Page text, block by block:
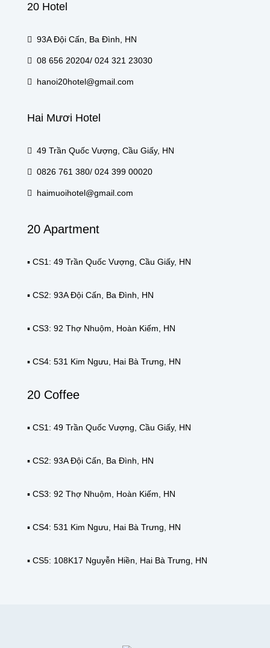
20 Hotel
93A Đội Cấn, Ba Đình, HN
08 656 20204/ 024 321 23030
hanoi20hotel@gmail.com
Hai Mươi Hotel
49 Trần Quốc Vượng, Cầu Giấy, HN
0826 761 380/ 024 399 00020
haimuoihotel@gmail.com
20 Apartment
▪️ CS1: 49 Trần Quốc Vượng, Cầu Giấy, HN
▪️ CS2: 93A Đội Cấn, Ba Đình, HN
▪️ CS3: 92 Thợ Nhuộm, Hoàn Kiếm, HN
▪️ CS4: 531 Kim Ngưu, Hai Bà Trưng, HN
20 Coffee
▪️ CS1: 49 Trần Quốc Vượng, Cầu Giấy, HN
▪️ CS2: 93A Đội Cấn, Ba Đình, HN
▪️ CS3: 92 Thợ Nhuộm, Hoàn Kiếm, HN
▪️ CS4: 531 Kim Ngưu, Hai Bà Trưng, HN
▪️ CS5: 108K17 Nguyễn Hiền, Hai Bà Trưng, HN